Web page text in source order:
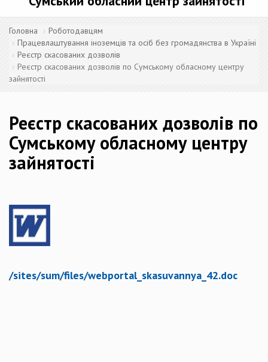
Головна
Роботодавцям
Працевлаштування іноземців та осіб без громадянства в Україні
Реєстр скасованих дозволів
Реєстр скасованих дозволів по Сумському обласному центру
зайнятості
Реєстр скасованих дозволів по
Сумському обласному центру
зайнятості
/sites/sum/files/webportal_skasuvannya_42.doc